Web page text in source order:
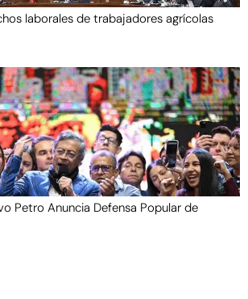
laborales de trabajadores agrícolas
Petro Anuncia Defensa Popular de